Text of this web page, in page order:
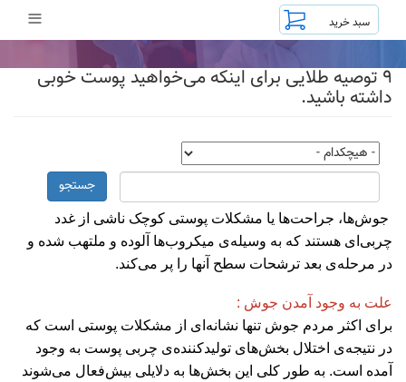
محتوای
≡
۹ توصیه طلایی برای اینکه می‌خواهید پوست خوبی
داشته باشید.
جستجو
جوش‌ها، جراحت‌ها یا مشکلات پوستی کوچک ناشی از غدد
چربی‌ای هستند که به وسیله‌ی میکروب‌ها آلوده و ملتهب شده و
در مرحله‌ی بعد ترشحات سطح آنها را پر می‌کند.
علت به وجود آمدن جوش :
برای اکثر مردم جوش‌ تنها نشانه‌ای از مشکلات پوستی است که
در نتیجه‌ی اختلال بخش‌های تولید‌کننده‌ی چربی پوست به وجود
آمده‌ است. به طور کلی این بخش‌ها به دلایلی بیش‌فعال می‌شوند